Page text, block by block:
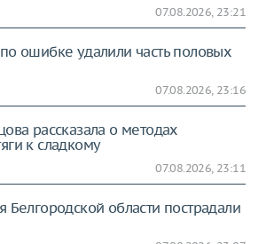
07.08.2026, 23:21
ошибке удалили часть половых
07.08.2026, 23:16
рассказала о методах
к сладкому
07.08.2026, 23:11
Белгородской области пострадали